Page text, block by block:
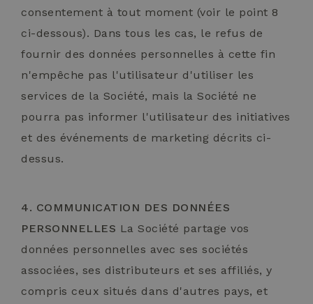
consentement à tout moment (voir le point 8
ci-dessous). Dans tous les cas, le refus de
fournir des données personnelles à cette fin
n'empêche pas l'utilisateur d'utiliser les
services de la Société, mais la Société ne
pourra pas informer l'utilisateur des initiatives
et des événements de marketing décrits ci-
dessus.
4. COMMUNICATION DES DONNÉES
PERSONNELLES La Société partage vos
données personnelles avec ses sociétés
associées, ses distributeurs et ses affiliés, y
compris ceux situés dans d'autres pays, et